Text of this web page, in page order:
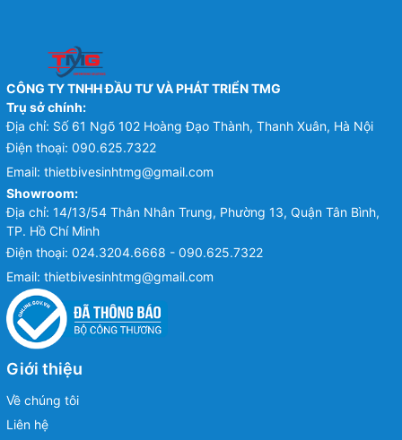
CÔNG TY TNHH ĐẦU TƯ VÀ PHÁT TRIỂN TMG
Trụ sở chính:
Địa chỉ: Số 61 Ngõ 102 Hoàng Đạo Thành, Thanh Xuân, Hà Nội
Điện thoại: 090.625.7322
Email: thietbivesinhtmg@gmail.com
Showroom:
Địa chỉ: 14/13/54 Thân Nhân Trung, Phường 13, Quận Tân Bình,
TP. Hồ Chí Minh
Điện thoại: 024.3204.6668 - 090.625.7322
Email: thietbivesinhtmg@gmail.com
Giới thiệu
Về chúng tôi
Liên hệ